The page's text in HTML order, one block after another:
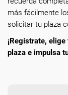
más fácilmente
solicitar tu plaza
¡Regístrate,
plaza e impulsa